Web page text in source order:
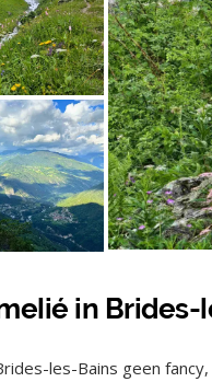
in Brides-
les-Bains geen